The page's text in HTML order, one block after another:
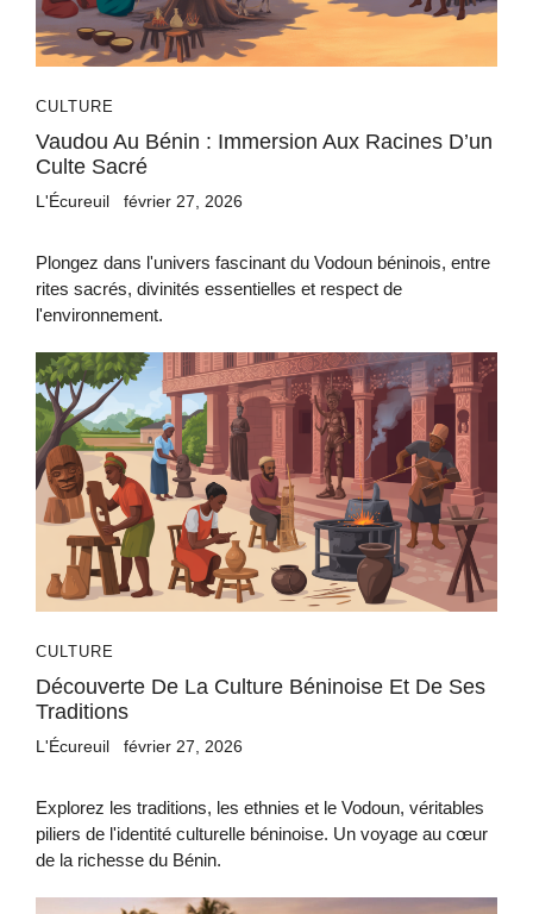
CULTURE
Vaudou Au Bénin : Immersion Aux Racines D’un
Culte Sacré
L'Écureuil février 27, 2026
Plongez dans l'univers fascinant du Vodoun béninois, entre
rites sacrés, divinités essentielles et respect de
l'environnement.
CULTURE
Découverte De La Culture Béninoise Et De Ses
Traditions
L'Écureuil février 27, 2026
Explorez les traditions, les ethnies et le Vodoun, véritables
piliers de l'identité culturelle béninoise. Un voyage au cœur
de la richesse du Bénin.